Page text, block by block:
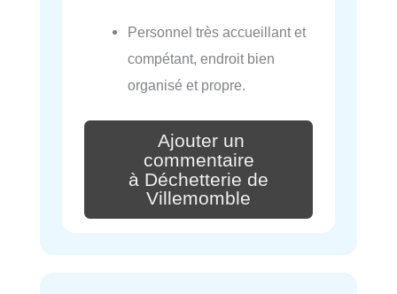
Personnel très accueillant et
compétant, endroit bien
organisé et propre.
Ajouter un
commentaire
à Déchetterie de
Villemomble